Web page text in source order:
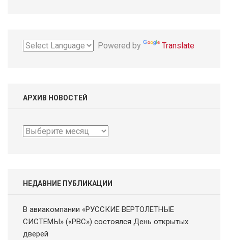
Powered by Translate
АРХИВ НОВОСТЕЙ
Архив
НЕДАВНИЕ ПУБЛИКАЦИИ
В авиакомпании «РУССКИЕ ВЕРТОЛЕТНЫЕ
СИСТЕМЫ» («РВС») состоялся День открытых
дверей